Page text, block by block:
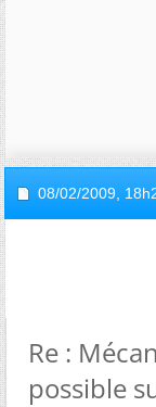
08/02/2009,
Re :
possible